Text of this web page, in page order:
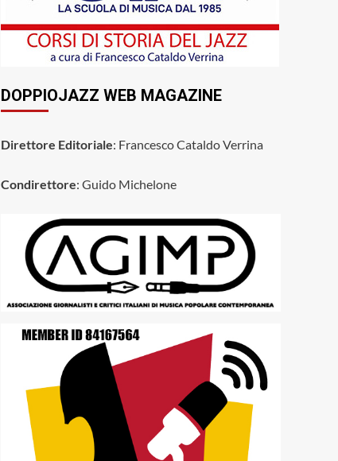
DOPPIOJAZZ WEB MAGAZINE
Direttore Editoriale: Francesco Cataldo Verrina
Condirettore: Guido Michelone